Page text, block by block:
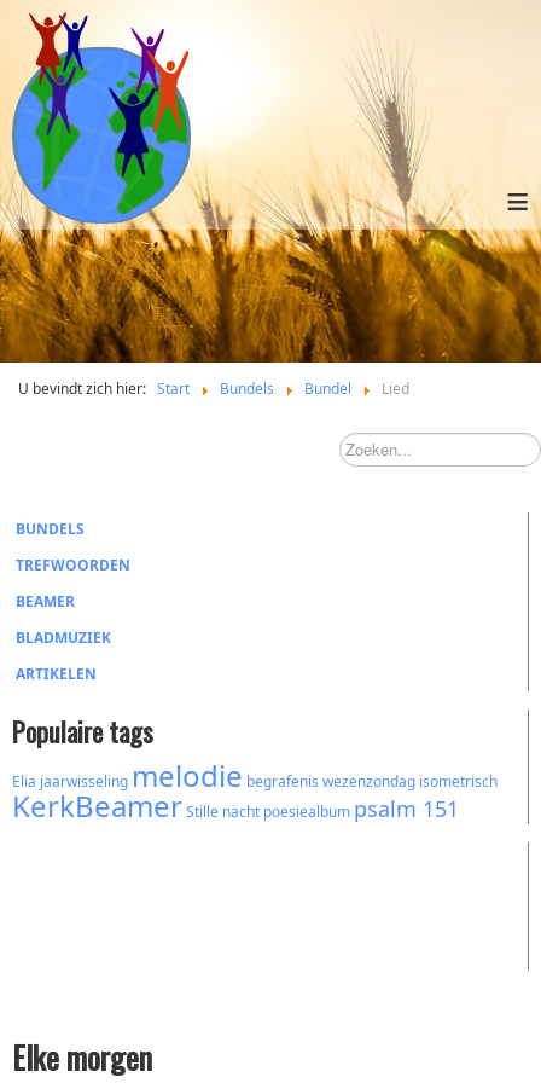
≡
U bevindt zich hier: Start Bundels Bundel Lied
BUNDELS
TREFWOORDEN
BEAMER
BLADMUZIEK
ARTIKELEN
Populaire tags
Elia jaarwisseling melodie begrafenis wezenzondag isometrisch
KerkBeamerStille nacht poesiealbum psalm 151
Elke morgen